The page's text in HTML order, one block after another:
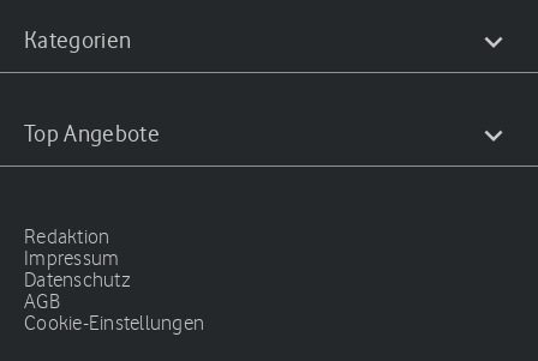
Kategorien
Top Angebote
Redaktion
Impressum
Datenschutz
AGB
Cookie-Einstellungen